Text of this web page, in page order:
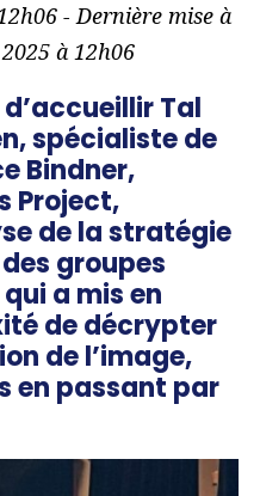
- Dernière mise à
à 12h06
Tal
spécialiste de
Bindner,
Project,
de la stratégie
groupes
a mis en
de décrypter
de l’image,
en passant par